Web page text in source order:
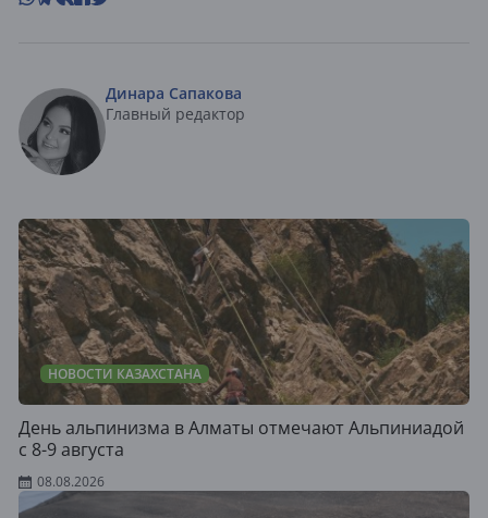
Динара Сапакова
Главный редактор
НОВОСТИ КАЗАХСТАНА
День альпинизма в Алматы отмечают Альпиниадой
с 8-9 августа
08.08.2026